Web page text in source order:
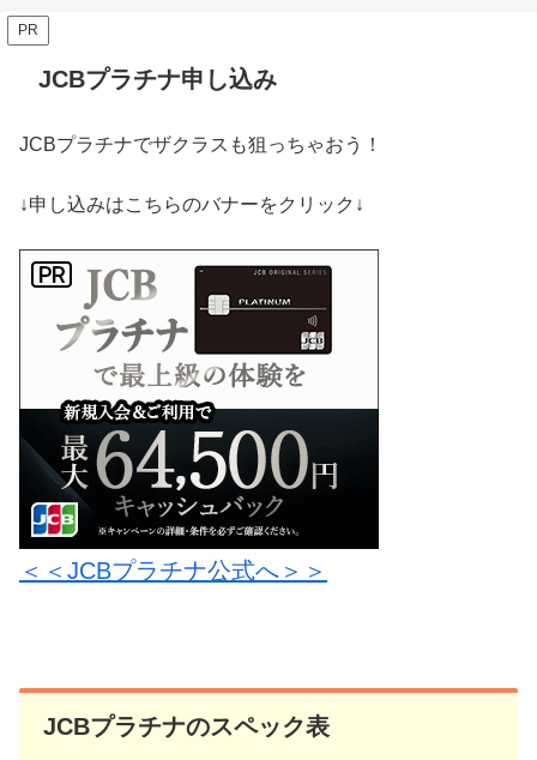
PR
JCBプラチナ申し込み
JCBプラチナでザクラスも狙っちゃおう！
↓申し込みはこちらのバナーをクリック↓
＜＜JCBプラチナ公式へ＞＞
JCBプラチナのスペック表